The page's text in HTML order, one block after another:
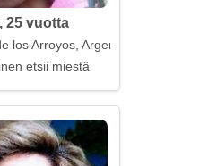
25 vuotta
los Arroyos, Argentiina
etsii miestä